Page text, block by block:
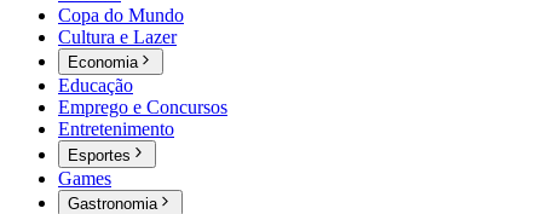
Copa do Mundo
Cultura e Lazer
Economia
Educação
Emprego e Concursos
Entretenimento
Esportes
Games
Gastronomia